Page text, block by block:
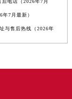
电话（2026年7月
7月最新）
与售后热线（2026年